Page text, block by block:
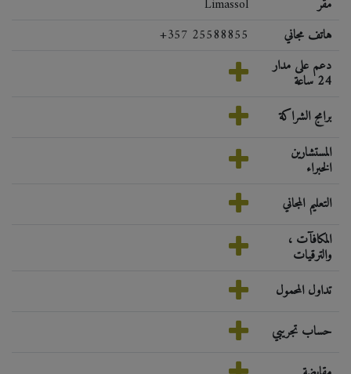
Limassol
مقر
+357 25588855
هاتف مجاني
دعم على مدار
24 ساعة
برامج الشراكة
المستشارين
الخبراء
التعليم المجاني
المكافآت ،
والترقيات
تداول المحمول
حساب تجريبي